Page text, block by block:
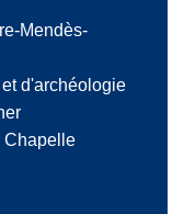
Mendès-
et d'archéologie
Chapelle